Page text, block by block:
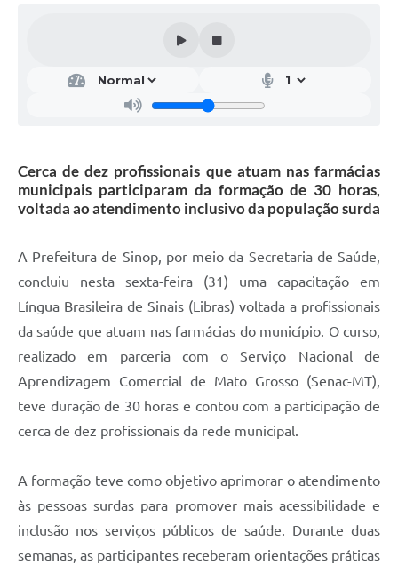
Cerca de dez profissionais que atuam nas farmácias
municipais participaram da formação de 30 horas,
voltada ao atendimento inclusivo da população surda
A Prefeitura de Sinop, por meio da Secretaria de Saúde,
concluiu nesta sexta-feira (31) uma capacitação em
Língua Brasileira de Sinais (Libras) voltada a profissionais
da saúde que atuam nas farmácias do município. O curso,
realizado em parceria com o Serviço Nacional de
Aprendizagem Comercial de Mato Grosso (Senac-MT),
teve duração de 30 horas e contou com a participação de
cerca de dez profissionais da rede municipal.
A formação teve como objetivo aprimorar o atendimento
às pessoas surdas para promover mais acessibilidade e
inclusão nos serviços públicos de saúde. Durante duas
semanas, as participantes receberam orientações práticas